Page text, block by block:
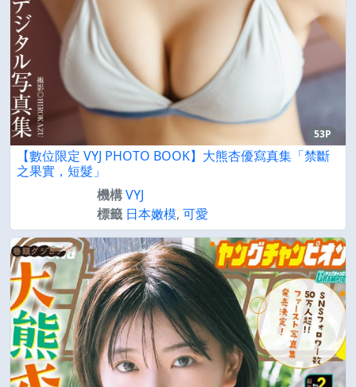
53P
【數位限定 VYJ PHOTO BOOK】大熊杏優寫真集「禁斷
之果實，短髮」
機構VYJ
標籤 日本嫩模, 可愛